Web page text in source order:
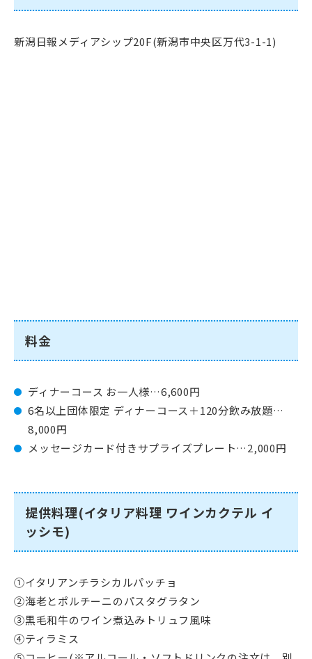
新潟日報メディアシップ20F(新潟市中央区万代3-1-1)
料金
ディナーコース お一人様…6,600円
6名以上団体限定 ディナーコース＋120分飲み放題…
8,000円
メッセージカード付きサプライズプレート…2,000円
提供料理(イタリア料理 ワインカクテル イ
ッシモ)
①イタリアンチラシカルパッチョ
②海老とポルチーニのパスタグラタン
③黒毛和牛のワイン煮込みトリュフ風味
④ティラミス